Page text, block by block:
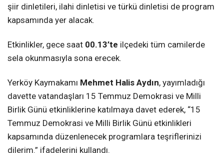
şiir dinletileri, ilahi dinletisi ve türkü dinletisi de program
kapsamında yer alacak.
Etkinlikler, gece saat 00.13’te ilçedeki tüm camilerde
sela okunmasıyla sona erecek.
Yerköy Kaymakamı Mehmet Halis Aydın, yayımladığı
davette vatandaşları 15 Temmuz Demokrasi ve Milli
Birlik Günü etkinliklerine katılmaya davet ederek, “15
Temmuz Demokrasi ve Milli Birlik Günü etkinlikleri
kapsamında düzenlenecek programlara teşriflerinizi
dilerim.” ifadelerini kullandı.